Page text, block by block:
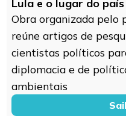
Lula e o lugar do
Obra organizada pelo
reúne artigos de
cientistas políticos
diplomacia e de
ambientais